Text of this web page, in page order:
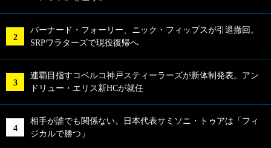
バーナード・フォーリー、ニック・フィップスが引退撤回。
SRPワラターズで現役復帰へ
連覇目指すコベルコ神戸スティーラーズが新体制発表。アン
ドリュー・エリス新HCが就任
相手が誰でも関係ない。日本代表サミソニ・トゥアは「フィ
ジカルで勝つ」